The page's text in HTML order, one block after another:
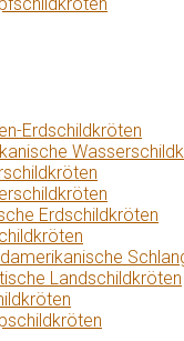
Erdschildkröten
Erdschildkröten
Landschildkröten